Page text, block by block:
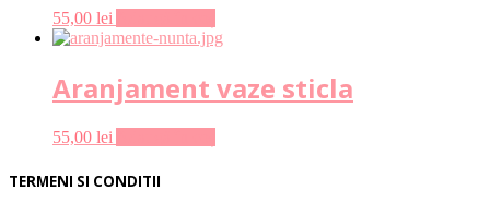
55,00 lei
Aranjament vaze sticla
55,00 lei
TERMENI SI CONDITII